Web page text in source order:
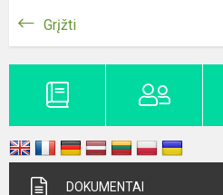
Grįžti
DOKUMENTAI